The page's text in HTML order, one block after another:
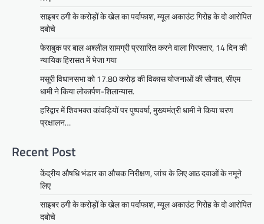
साइबर ठगी के करोड़ों के खेल का पर्दाफाश, म्यूल अकाउंट गिरोह के दो आरोपित
दबोचे
फेसबुक पर बाल अश्लील सामग्री प्रसारित करने वाला गिरफ्तार, 14 दिन की
न्यायिक हिरासत में भेजा गया
मसूरी विधानसभा को 17.80 करोड़ की विकास योजनाओं की सौगात, सीएम
धामी ने किया लोकार्पण-शिलान्यास.
हरिद्वार में शिवभक्त कांवड़ियों पर पुष्पवर्षा, मुख्यमंत्री धामी ने किया चरण
प्रक्षालन…
Recent Post
केंद्रीय औषधि भंडार का औचक निरीक्षण, जांच के लिए आठ दवाओं के नमूने
लिए
साइबर ठगी के करोड़ों के खेल का पर्दाफाश, म्यूल अकाउंट गिरोह के दो आरोपित
दबोचे